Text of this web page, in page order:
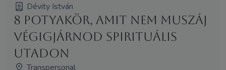
Dévity István
8 potyakör, amit nem muszáj
végigjárnod spirituális
utadon
Transpersonal